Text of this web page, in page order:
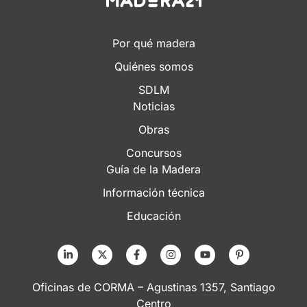
Por qué madera
Quiénes somos
SDLM
Noticias
Obras
Concursos
Guía de la Madera
Información técnica
Educación
Oficinas de CORMA – Agustinas 1357, Santiago
Centro